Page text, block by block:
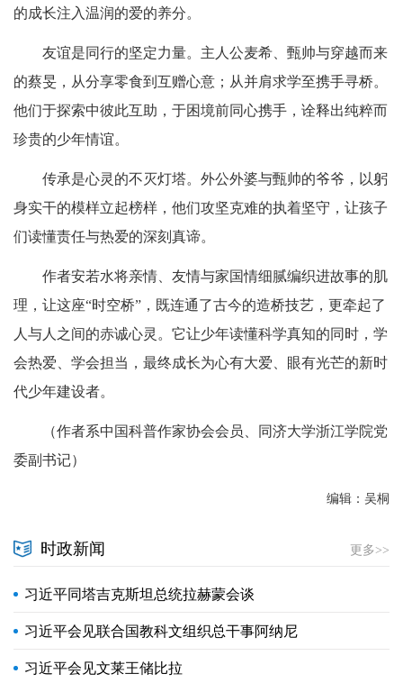
的成长注入温润的爱的养分。
友谊是同行的坚定力量。主人公麦希、甄帅与穿越而来
的蔡旻，从分享零食到互赠心意；从并肩求学至携手寻桥。
他们于探索中彼此互助，于困境前同心携手，诠释出纯粹而
珍贵的少年情谊。
传承是心灵的不灭灯塔。外公外婆与甄帅的爷爷，以躬
身实干的模样立起榜样，他们攻坚克难的执着坚守，让孩子
们读懂责任与热爱的深刻真谛。
作者安若水将亲情、友情与家国情细腻编织进故事的肌
理，让这座“时空桥”，既连通了古今的造桥技艺，更牵起了
人与人之间的赤诚心灵。它让少年读懂科学真知的同时，学
会热爱、学会担当，最终成长为心有大爱、眼有光芒的新时
代少年建设者。
（作者系中国科普作家协会会员、同济大学浙江学院党
委副书记）
编辑：吴桐
时政新闻 更多>>
习近平同塔吉克斯坦总统拉赫蒙会谈
习近平会见联合国教科文组织总干事阿纳尼
习近平会见文莱王储比拉